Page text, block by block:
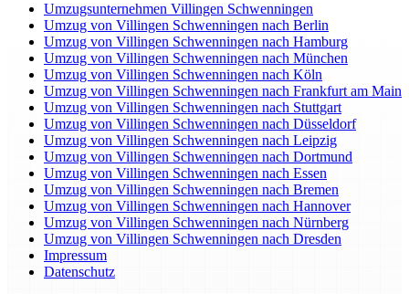
Umzugsunternehmen Villingen Schwenningen
Umzug von Villingen Schwenningen nach Berlin
Umzug von Villingen Schwenningen nach Hamburg
Umzug von Villingen Schwenningen nach München
Umzug von Villingen Schwenningen nach Köln
Umzug von Villingen Schwenningen nach Frankfurt am Main
Umzug von Villingen Schwenningen nach Stuttgart
Umzug von Villingen Schwenningen nach Düsseldorf
Umzug von Villingen Schwenningen nach Leipzig
Umzug von Villingen Schwenningen nach Dortmund
Umzug von Villingen Schwenningen nach Essen
Umzug von Villingen Schwenningen nach Bremen
Umzug von Villingen Schwenningen nach Hannover
Umzug von Villingen Schwenningen nach Nürnberg
Umzug von Villingen Schwenningen nach Dresden
Impressum
Datenschutz